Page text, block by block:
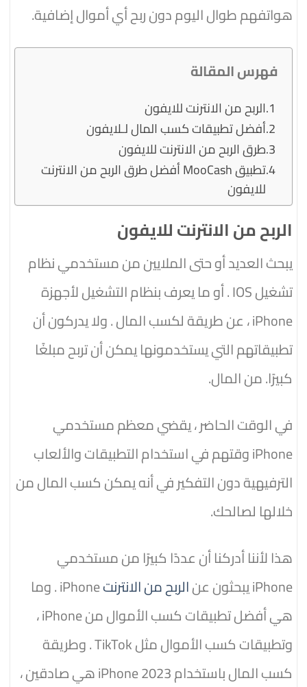
هواتفهم طوال اليوم دون ربح أي أموال إضافية.
فهرس المقالة
الربح من الانترنت للايفون
أفضل تطبيقات كسب المال لـلايفون
طرق الربح من الانترنت للايفون
تطبيق MooCash أفضل طرق الربح من الانترنت
للايفون
الربح من الانترنت للايفون
يبحث العديد أو حتى الملايين من مستخدمي نظام
تشغيل IOS . أو ما يعرف بنظام التشغيل لأجهزة
iPhone ، عن طريقة لكسب المال . ولا يدركون أن
تطبيقاتهم التي يستخدمونها يمكن أن تربح مبلغًا
كبيرًا. من المال.
في الوقت الحاضر ، يقضي معظم مستخدمي
iPhone وقتهم في استخدام التطبيقات والألعاب
الترفيهية دون التفكير في أنه يمكن كسب المال من
خلالها لصالحك.
هذا لأننا أدركنا أن عددًا كبيرًا من مستخدمي
iPhone يبحثون عن
الربح من الانترنت
iPhone . وما
هي أفضل تطبيقات كسب الأموال من iPhone ،
وتطبيقات كسب الأموال مثل TikTok . وطريقة
كسب المال باستخدام iPhone 2023 هي صادقين ،